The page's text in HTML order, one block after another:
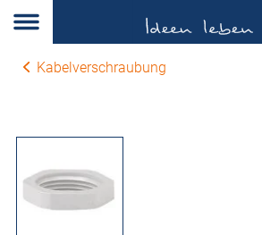
Kabelverschraubung